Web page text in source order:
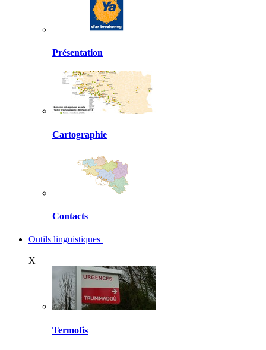
Présentation
Cartographie
Contacts
Outils linguistiques
X
Termofis